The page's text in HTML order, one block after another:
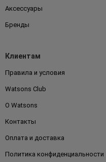
Аксессуары
Бренды
Клиентам
Правила и условия
Watsons Club
О Watsons
Контакты
Оплата и доставка
Политика конфиденциальности